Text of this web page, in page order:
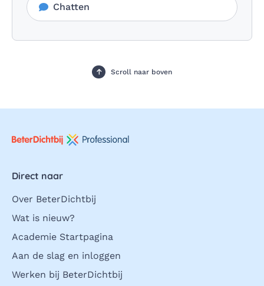
Chatten
Scroll naar boven
Direct naar
Over BeterDichtbij
Wat is nieuw?
Academie Startpagina
Aan de slag en inloggen
Werken bij BeterDichtbij